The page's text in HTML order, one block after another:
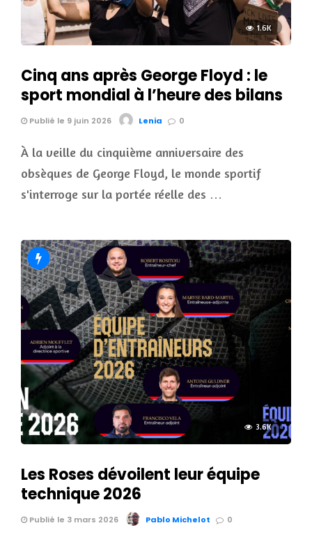
1.6K
Cinq ans après George Floyd : le
sport mondial à l’heure des bilans
Publié le 9 juin 2026 Lenia 0
À la veille du cinquième anniversaire des
obsèques de George Floyd, le monde sportif
s'interroge sur la portée réelle des …
3.6K
Les Roses dévoilent leur équipe
technique 2026
Publié le 3 mars 2026 Pablo Michelot 0